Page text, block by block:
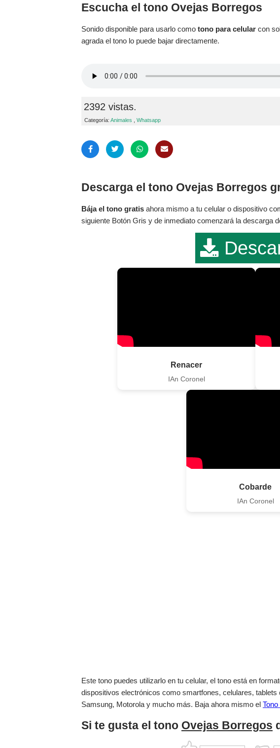
Escucha el tono Ovejas Borregos
Sonido disponible para usarlo como tono para celular con
agrada el tono lo puede bajar directamente.
2392 vistas.
Categoría: Animales Whatsapp
Descarga el tono Ovejas Borregos
Bája el tono gratis ahora mismo a tu celular o dispositivo
siguiente Botón Gris y de inmediato comenzará la descarga
Renacer
IAn Coronel
Cobarde
IAn Coronel
Este tono puedes utilizarlo en tu celular, el tono está en
dispositivos electrónicos como smartfones, celulares,
Samsung, Motorola y mucho más. Baja ahora mismo el
Si te gusta el tono Ovejas Borregos